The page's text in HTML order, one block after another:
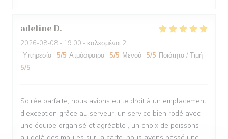
adeline D
2026-08-08 - 19:00 - καλεσμένοι 2
Υπηρεσία : 5/5 Ατμόσφαιρα : 5/5 Μενού : 5/5 Ποιότητα / Τιμή :
5/5
Soirée parfaite, nous avions eu le droit à un emplacement
d'exception grâce au serveur, un service bien rodé avec
une équipe organisé et agréable , un choix de poissons